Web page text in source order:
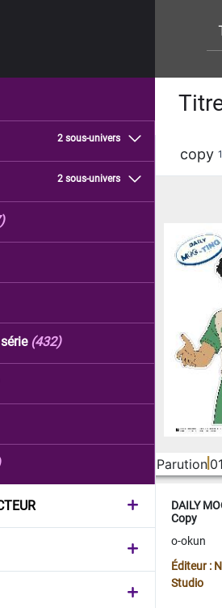
2 sous-univers
2 sous-univers
(432)
copy
Parution
DAILY
Copy
o-okun
Éditeur :
Studio